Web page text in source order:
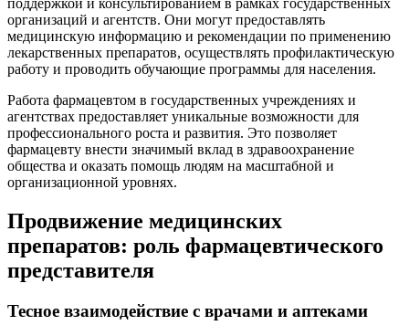
организаций и агентств. Они могут предоставлять
медицинскую информацию и рекомендации по применению
лекарственных препаратов, осуществлять профилактическую
работу и проводить обучающие программы для населения.
Работа фармацевтом в государственных учреждениях и
агентствах предоставляет уникальные возможности для
профессионального роста и развития. Это позволяет
фармацевту внести значимый вклад в здравоохранение
общества и оказать помощь людям на масштабной и
организационной уровнях.
Продвижение медицинских
препаратов: роль фармацевтического
представителя
Тесное взаимодействие с врачами и аптеками